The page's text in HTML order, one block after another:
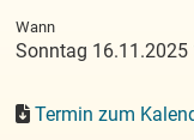
Wann
Sonntag 16.11.2025
Termin zum